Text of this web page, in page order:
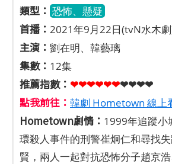
類型： 恐怖、懸疑
首播： 2021年9月22日(tvN水木
主演： 劉在明、韓藝璃
集數： 12集
推薦指數： ❤❤❤❤❤❤❤❤❤❤
點我前往： 韓劇 Hometown 線上
Hometown劇情： 1999年追蹤小
環殺人事件的刑警崔炯仁和尋找
賢，兩人一起對抗恐怖分子趙京